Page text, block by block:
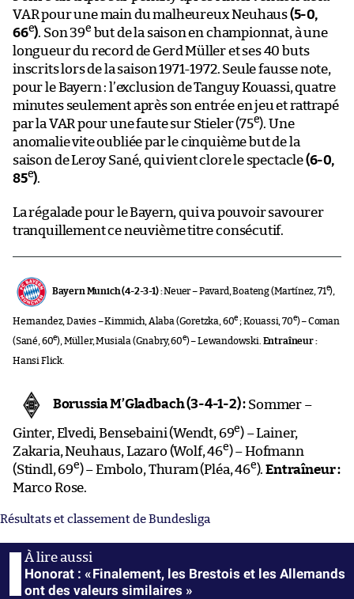
VAR pour une main du malheureux Neuhaus(5-0,
66e). Son 39e but de la saison en championnat, à une
longueur du record de Gerd Müller et ses 40 buts
inscrits lors de la saison 1971-1972. Seule fausse note,
pour le Bayern : l’exclusion de Tanguy Kouassi, quatre
minutes seulement après son entrée en jeu et rattrapé
par la VAR pour une faute sur Stieler (75e). Une
anomalie vite oubliée par le cinquième but de la
saison de Leroy Sané, qui vient clore le spectacle(6-0,
85e).
La régalade pour le Bayern, qui va pouvoir savourer
tranquillement ce neuvième titre consécutif.
Bayern Munich (4-2-3-1) :Neuer – Pavard, Boateng (Martínez, 71e),
Hernandez, Davies – Kimmich, Alaba (Goretzka, 60e ; Kouassi, 70e) – Coman
(Sané, 60e), Müller, Musiala (Gnabry, 60e) – Lewandowski. Entraîneur :
Hansi Flick.
Borussia M’Gladbach (3-4-1-2) : Sommer –
Ginter, Elvedi, Bensebaini (Wendt, 69e) – Lainer,
Zakaria, Neuhaus, Lazaro (Wolf, 46e) – Hofmann
(Stindl, 69e) – Embolo, Thuram (Pléa, 46e).Entraîneur :
Marco Rose.
Résultats et classement de Bundesliga
Honorat : « Finalement, les Brestois et les Allemands
ont des valeurs similaires »